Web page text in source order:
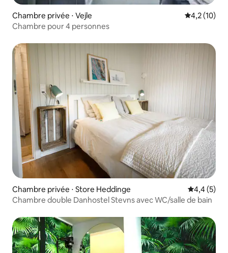
Chambre privée ⋅ Vejle Évaluation
4,2 (10)
Chambre pour 4 personnes
Chambre privée ⋅ Store Heddinge Évaluation
4,4 (5)
Chambre double Danhostel Stevns avec WC/salle de bain